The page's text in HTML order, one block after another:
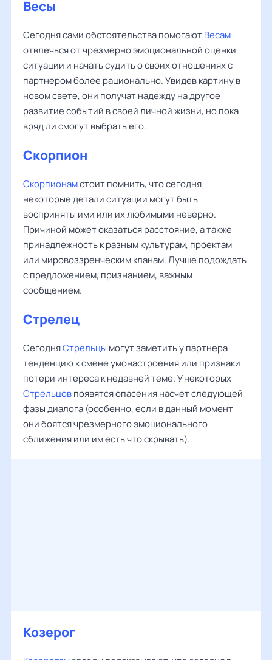
Весы
Сегодня сами обстоятельства помогаютВесам
отвлечься от чрезмерно эмоциональной оценки
ситуации и начать судить о своих отношениях с
партнером более рационально. Увидев картину в
новом свете, они получат надежду на другое
развитие событий в своей личной жизни, но пока
вряд ли смогут выбрать его.
Скорпион
Скорпионамстоит помнить, что сегодня
некоторые детали ситуации могут быть
восприняты ими или их любимыми неверно.
Причиной может оказаться расстояние, а также
принадлежность к разным культурам, проектам
или мировоззренческим кланам. Лучше подождать
с предложением, признанием, важным
сообщением.
Стрелец
СегодняСтрельцы могут заметить у партнера
тенденцию к смене умонастроения или признаки
потери интереса к недавней теме. У некоторых
Стрельцовпоявятся опасения насчет следующей
фазы диалога (особенно, если в данный момент
они боятся чрезмерного эмоционального
сближения или им есть что скрывать).
Козерог